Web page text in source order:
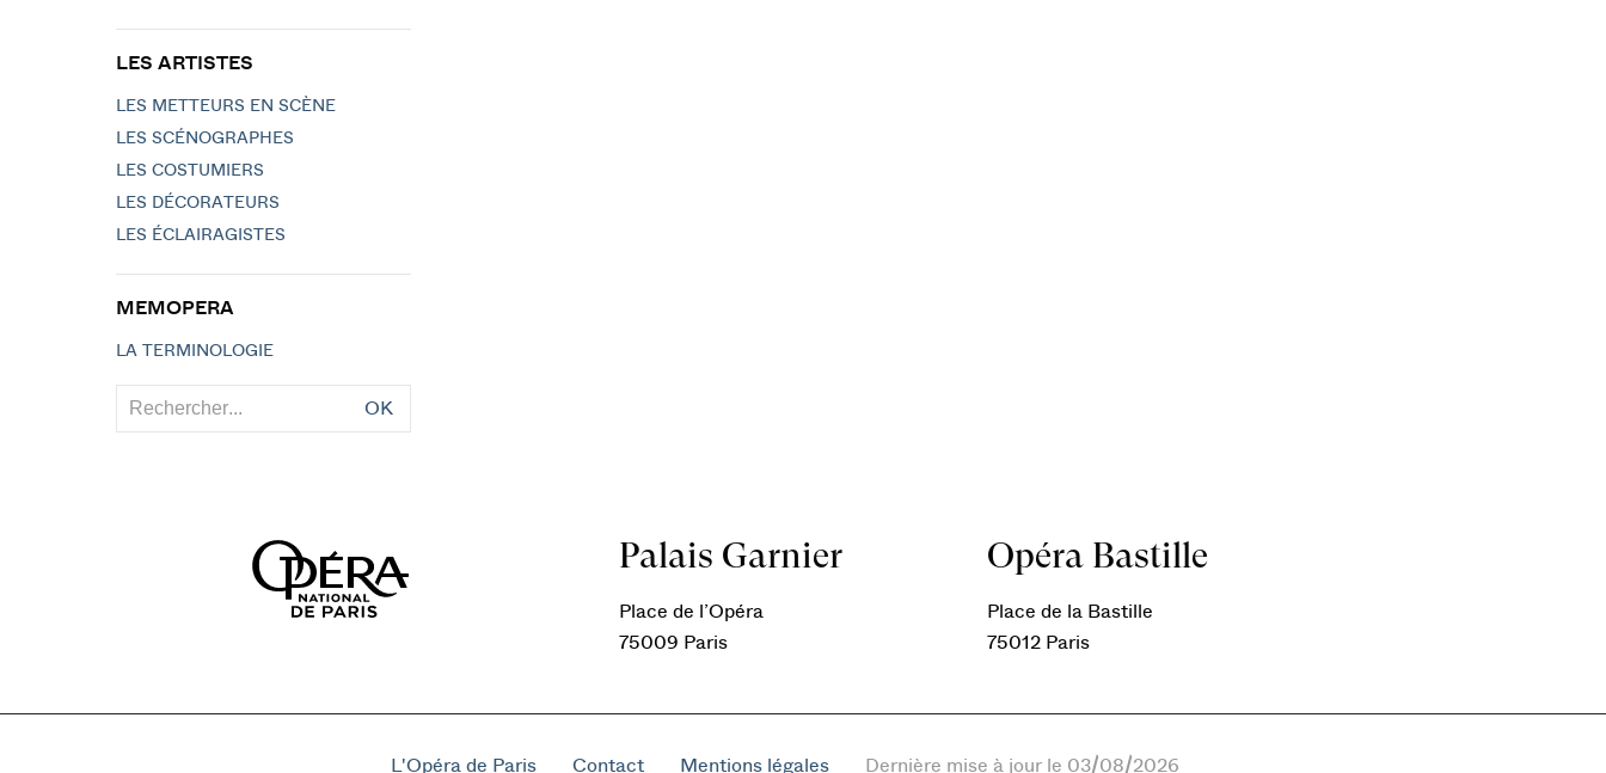
LES ARTISTES
LES METTEURS EN SCÈNE
LES SCÉNOGRAPHES
LES COSTUMIERS
LES DÉCORATEURS
LES ÉCLAIRAGISTES
MEMOPERA
LA TERMINOLOGIE
OK
Palais Garnier
Place de l’Opéra
75009 Paris
Opéra Bastille
Place de la Bastille
75012 Paris
L'Opéra de Paris Contact Mentions légales Dernière mise à jour le 03/08/2026